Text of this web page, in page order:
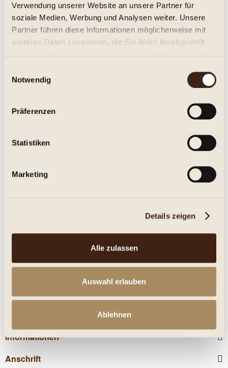
Verwendung unserer Website an unsere Partner für
soziale Medien, Werbung und Analysen weiter. Unsere
Partner führen diese Informationen möglicherweise mit
weiteren Daten zusammen, die Sie ihnen bereitgestellt
Notwendig
Präferenzen
Statistiken
Marketing
Details zeigen
Alle zulassen
Auswahl erlauben
Ablehnen
inkl. MwSt.zzgl. Versandkosten
Lieferzeit ca. 1-3 Tage**
In den Warenkorb
Artikel-Nr.:
Beschreibung
Stellenbosch Trocken. Fruchtig,...
mehr
Kunden kauften auch
Kunden haben sich ebenfalls angesehen
Service Hotline
Informationen
Anschrift